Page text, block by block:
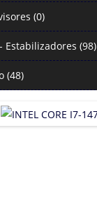
(0)
Estabilizadores (98)
(48)